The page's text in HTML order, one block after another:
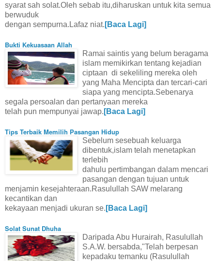
syarat sah solat.Oleh sebab itu,diharuskan untuk kita semua
berwuduk
dengan sempurna.Lafaz niat. [Baca Lagi]
Bukti Kekuasaan Allah
Ramai saintis yang belum beragama
islam memikirkan tentang kejadian
ciptaan di sekeliling mereka oleh
yang Maha Mencipta dan tercari-cari
siapa yang mencipta.Sebenarya
segala persoalan dan pertanyaan mereka
telah pun mempunyai jawap. [Baca Lagi]
Tips Terbaik Memilih Pasangan Hidup
Sebelum sesebuah keluarga
dibentuk,islam telah menetapkan
terlebih
dahulu pertimbangan dalam mencari
pasangan dengan tujuan untuk
menjamin kesejahteraan.Rasulullah SAW melarang
kecantikan dan
kekayaan menjadi ukuran se. [Baca Lagi]
Solat Sunat Dhuha
Daripada Abu Hurairah, Rasulullah
S.A.W. bersabda,"Telah berpesan
kepadaku temanku (Rasulullah